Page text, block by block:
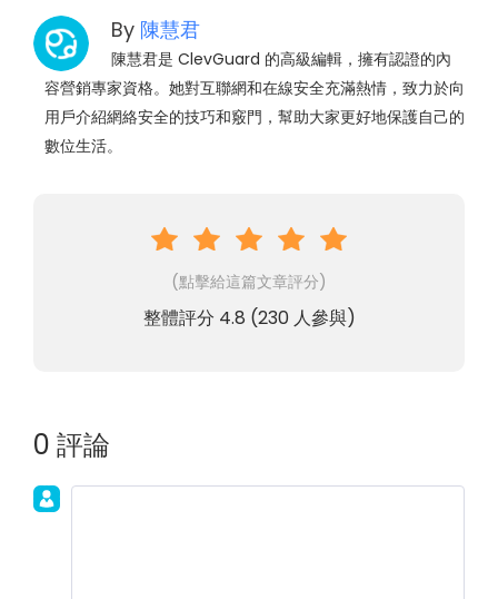
By 陳慧君
陳慧君是 ClevGuard 的高級編輯，擁有認證的內
容營銷專家資格。她對互聯網和在線安全充滿熱情，致力於向
用戶介紹網絡安全的技巧和竅門，幫助大家更好地保護自己的
數位生活。
(點擊給這篇文章評分)
整體評分 4.8 (230人參與)
0 評論